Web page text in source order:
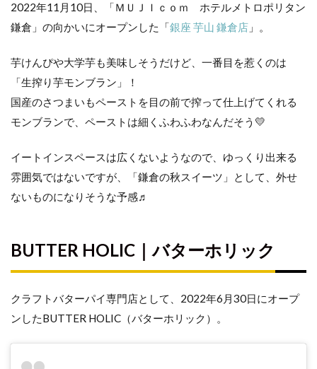
2022年11月10日、「ＭＵＪＩｃｏｍ ホテルメトロポリタン
鎌倉」の向かいにオープンした「銀座 芋山 鎌倉店 」。
芋けんぴや大学芋も美味しそうだけど、一番目を惹くのは
「生搾り芋モンブラン」！
国産のさつまいもペーストを目の前で搾って仕上げてくれる
モンブランで、ペーストは細くふわふわなんだそう💛
イートインスペースは広くないようなので、ゆっくり出来る
雰囲気ではないですが、「鎌倉の秋スイーツ」として、外せ
ないものになりそうな予感♬
BUTTER HOLIC｜バターホリック
クラフトバターパイ専門店として、2022年6月30日にオープ
ンしたBUTTER HOLIC（バターホリック）。